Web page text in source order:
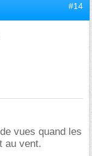
#14
vues quand les
au vent.